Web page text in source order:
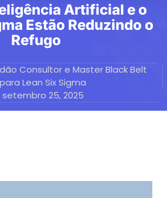
Artificial e o
Estão Reduzindo o
Refugo
Consultor e Master Black Belt
para Lean Six Sigma
setembro 25, 2025